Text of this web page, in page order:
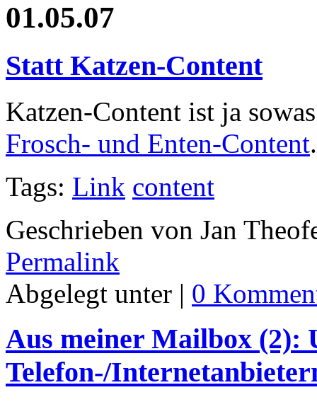
01.05.07
Statt Katzen-Content
Katzen-Content ist ja
Frosch- und Enten-Content
Tags: Link content
Geschrieben von Jan
Permalink
Abgelegt unter | 0
Aus meiner Mailbox (2):
Telefon-/